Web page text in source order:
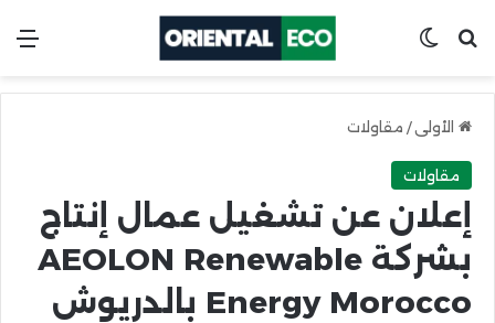
ابحث عنSwitch skin
الأولى / مقاولات
مقاولات
إعلان عن تشغيل عمال إنتاج
بشركة AEOLON Renewable
Energy Morocco بالدريوش